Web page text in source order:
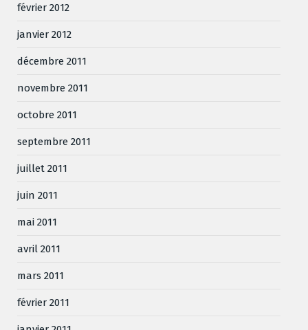
février 2012
janvier 2012
décembre 2011
novembre 2011
octobre 2011
septembre 2011
juillet 2011
juin 2011
mai 2011
avril 2011
mars 2011
février 2011